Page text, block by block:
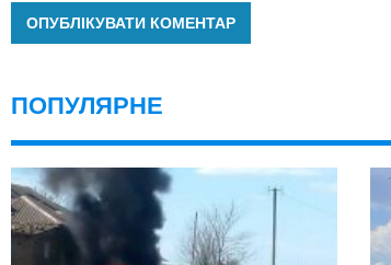
ПОПУЛЯРНЕ